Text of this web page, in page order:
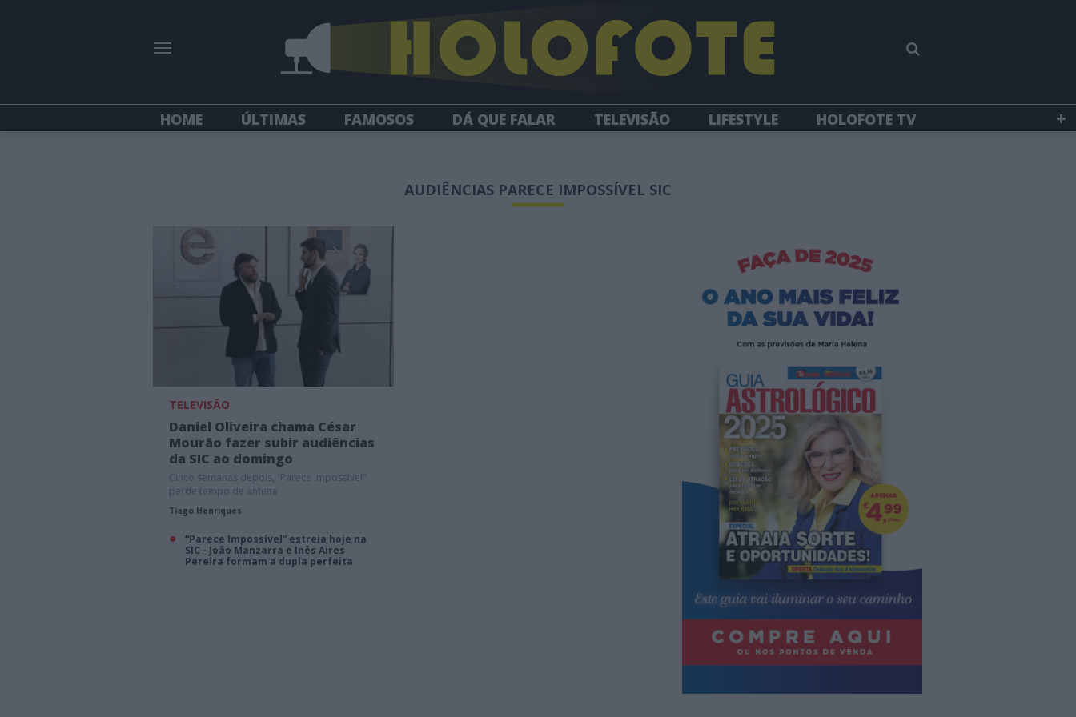
HOME ÚLTIMAS FAMOSOS DÁ QUE FALAR TELEVISÃO LIFESTYLE
HOLOFOTE TV
AUDIÊNCIAS PARECE IMPOSSÍVEL SIC
TELEVISÃO
Daniel Oliveira chama César
Mourão fazer subir audiências
da SIC ao domingo
Cinco semanas depois, “Parece Impossível”
perde tempo de antena
Tiago Henriques
“Parece Impossível” estreia hoje na
SIC - João Manzarra e Inês Aires
Pereira formam a dupla perfeita